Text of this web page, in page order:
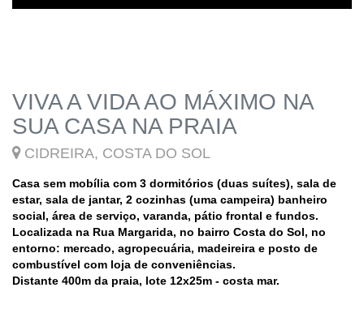
VIVA A VIDA AO MÁXIMO NA
SUA CASA NA PRAIA
CIDREIRA, COSTA DO SOL
Casa sem mobília com 3 dormitórios (duas suítes), sala de
estar, sala de jantar, 2 cozinhas (uma campeira) banheiro
social, área de serviço, varanda, pátio frontal e fundos.
Localizada na Rua Margarida, no bairro Costa do Sol, no
entorno: mercado, agropecuária, madeireira e posto de
combustível com loja de conveniências.
Distante 400m da praia, lote 12x25m - costa mar.